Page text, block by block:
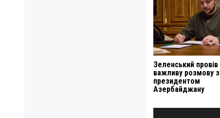
Зеленський провів
важливу розмову з
президентом
Азербайджану
Навигация